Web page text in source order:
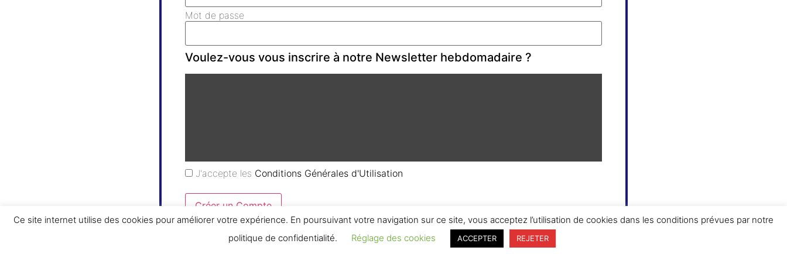
Ce site internet utilise des cookies pour améliorer votre expérience. En poursuivant votre navigation sur ce site, vous acceptez l’utilisation de cookies dans les conditions prévues par notre
politique de confidentialité.
Réglage des cookies ACCEPTER REJETER
Mot de passe
Voulez-vous vous inscrire à notre Newsletter hebdomadaire ?
J'accepte les Conditions Générales d'Utilisation
Créer un Compte